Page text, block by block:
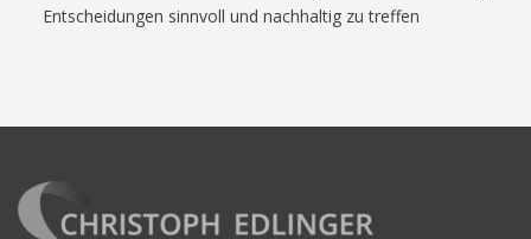
Entscheidungen sinnvoll und nachhaltig zu treffen